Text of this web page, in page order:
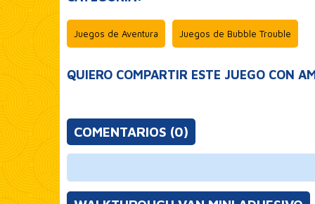
Juegos de Aventura Juegos de Bubble Trouble
QUIERO COMPARTIR ESTE JUEGO CON
COMENTARIOS (0)